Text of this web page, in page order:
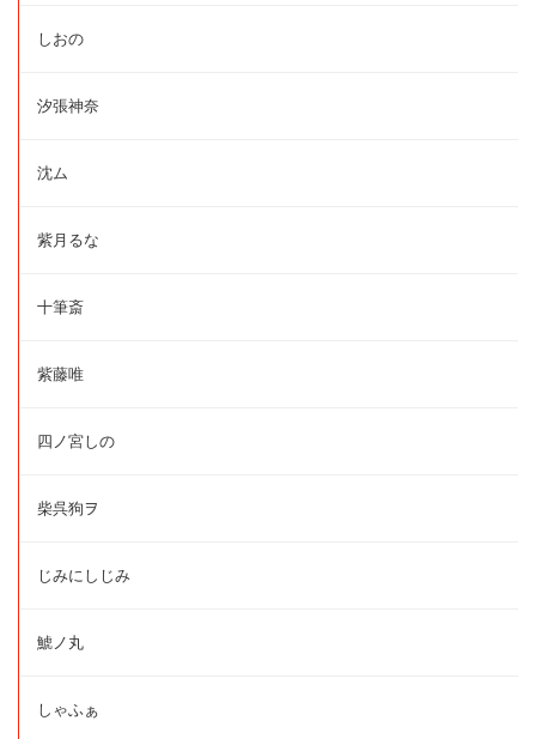
しおの
汐張神奈
沈ム
紫月るな
十筆斎
紫藤唯
四ノ宮しの
柴呉狗ヲ
じみにしじみ
鯱ノ丸
しゃふぁ